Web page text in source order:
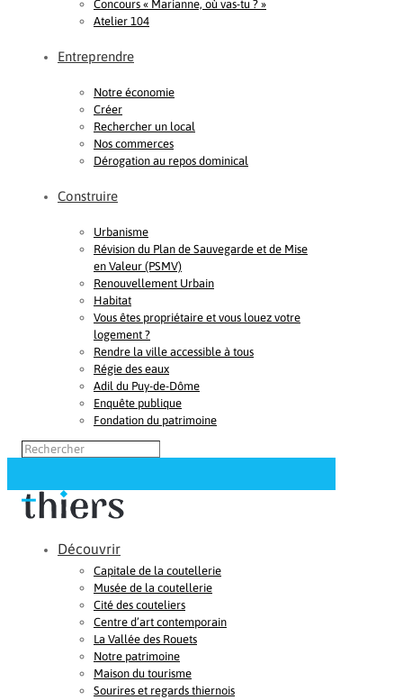
Concours « Marianne, où vas-tu ? »
Atelier 104
Entreprendre
Notre économie
Créer
Rechercher un local
Nos commerces
Dérogation au repos dominical
Construire
Urbanisme
Révision du Plan de Sauvegarde et de Mise
en Valeur (PSMV)
Renouvellement Urbain
Habitat
Vous êtes propriétaire et vous louez votre
logement ?
Rendre la ville accessible à tous
Régie des eaux
Adil du Puy-de-Dôme
Enquête publique
Fondation du patrimoine
Découvrir
Capitale de la coutellerie
Musée de la coutellerie
Cité des couteliers
Centre d’art contemporain
La Vallée des Rouets
Notre patrimoine
Maison du tourisme
Sourires et regards thiernois